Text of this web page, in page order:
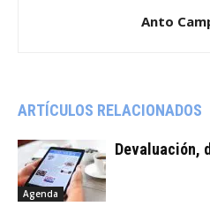
Anto
ARTÍCULOS RELACIONADOS
Agenda
Devaluación,